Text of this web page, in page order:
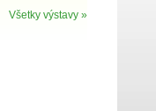
Všetky výstavy »